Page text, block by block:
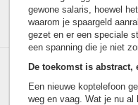
gewone salaris, hoewel
waarom je spaargeld
gezet en er een speciale
een spanning die je niet
De toekomst is abstract,
Een nieuwe koptelefoon
weg en vaag. Wat je nu